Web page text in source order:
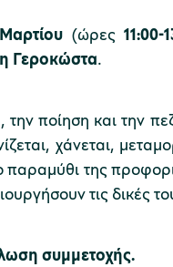
(ώρες 11:00-
Γεροκώστα.
ποίηση και την
χάνεται,
παραμύθι της
τις δικές
συμμετοχής.